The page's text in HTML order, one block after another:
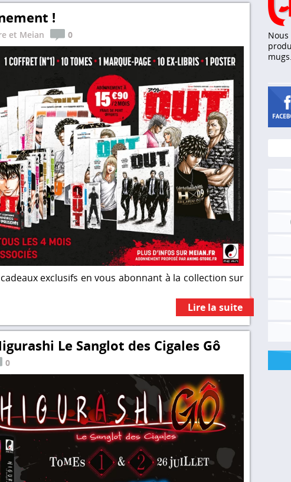
!
et Meian 0
exclusifs en vous abonnant à la collection sur
Lire la suite
Le Sanglot des Cigales Gô
0